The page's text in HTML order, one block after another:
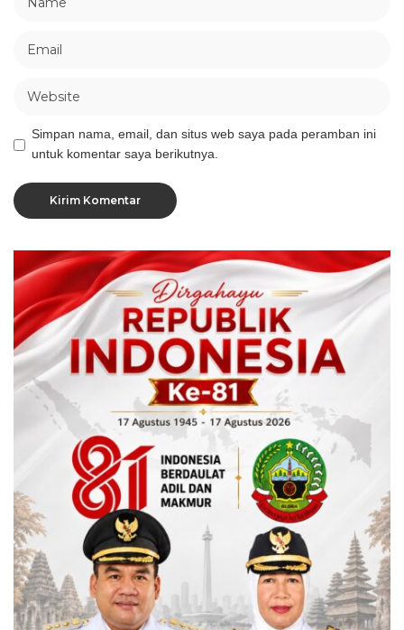
Simpan nama, email, dan situs web saya pada peramban ini
untuk komentar saya berikutnya.